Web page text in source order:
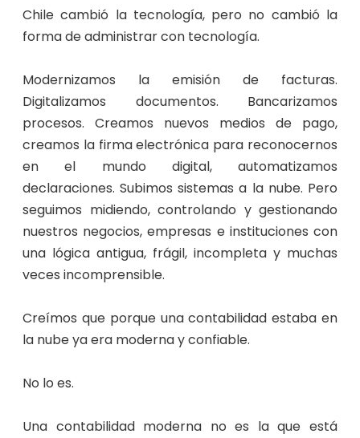
Chile cambió la tecnología, pero no cambió la
forma de administrar con tecnología.
Modernizamos la emisión de facturas.
Digitalizamos documentos. Bancarizamos
procesos. Creamos nuevos medios de pago,
creamos la firma electrónica para reconocernos
en el mundo digital, automatizamos
declaraciones. Subimos sistemas a la nube. Pero
seguimos midiendo, controlando y gestionando
nuestros negocios, empresas e instituciones con
una lógica antigua, frágil, incompleta y muchas
veces incomprensible.
Creímos que porque una contabilidad estaba en
la nube ya era moderna y confiable.
No lo es.
Una contabilidad moderna no es la que está